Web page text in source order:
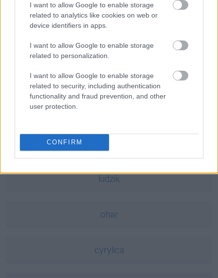
I want to allow Google to enable storage
related to analytics like cookies on web or
device identifiers in apps.
I want to allow Google to enable storage
related to personalization.
I want to allow Google to enable storage
related to security, including authentication
functionality and fraud prevention, and other
user protection.
CONFIRM
noga się powinęła— O dawnych znaczeniach czasownika
powinąć
— Nie wykorzystuj
zugzwang— Pochodzenie słowazugzwang
Mogą Cię zainteresować również hasła
ludzik
ohar
cyrylica